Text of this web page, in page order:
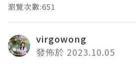
瀏覽次數:651
virgowong
發佈於 2023.10.05